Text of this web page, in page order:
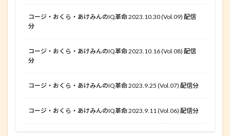
コージ・おくら・あけみんのIQ革命 2023.10.30 (Vol.09) 配信
分
コージ・おくら・あけみんのIQ革命 2023.10.16 (Vol.08) 配信
分
コージ・おくら・あけみんのIQ革命 2023.9.25 (Vol.07) 配信分
コージ・おくら・あけみんのIQ革命 2023.9.11 (Vol.06) 配信分